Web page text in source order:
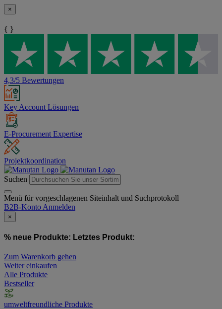
×
{ }
4,3/5 Bewertungen
Key Account Lösungen
E-Procurement Expertise
Projektkoordination
Suchen
Menü für vorgeschlagenen Siteinhalt und Suchprotokoll
B2B-Konto Anmelden
×
% neue Produkte: Letztes Produkt:
Zum Warenkorb gehen
Weiter einkaufen
Alle Produkte
Bestseller
umweltfreundliche Produkte